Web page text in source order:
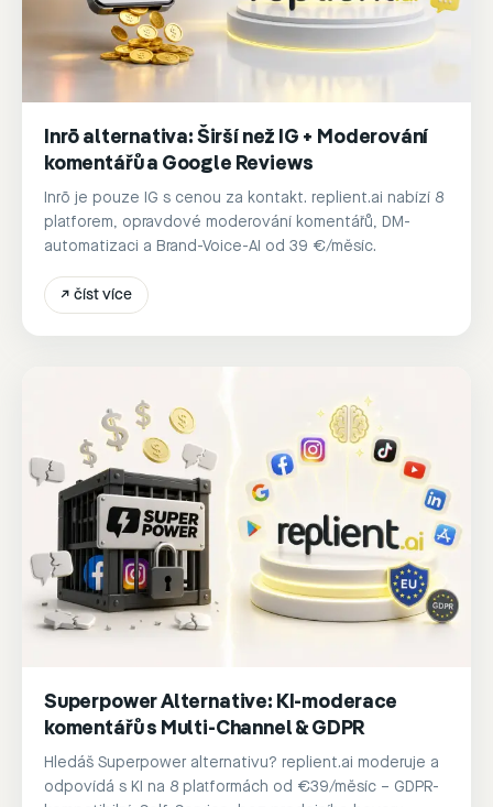
Inrō alternativa: Širší než IG + Moderování
komentářů a Google Reviews
Inrō je pouze IG s cenou za kontakt. replient.ai nabízí 8
platforem, opravdové moderování komentářů, DM-
automatizaci a Brand-Voice-AI od 39 €/měsíc.
↗ číst více
Superpower Alternative: KI-moderace
komentářů s Multi-Channel & GDPR
Hledáš Superpower alternativu? replient.ai moderuje a
odpovídá s KI na 8 platformách od €39/měsíc – GDPR-